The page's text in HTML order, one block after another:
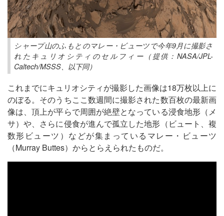
シャープ山のふもとのマレー・ビューツで今年9月に撮影さ
れたキュリオシティのセルフィー（提供：NASA/JPL-
Caltech/MSSS、以下同）
これまでにキュリオシティが撮影した画像は18万枚以上に
のぼる。そのうちここ数週間に撮影された数百枚の最新画
像は、頂上が平らで周囲が絶壁となっている浸食地形（メ
サ）や、さらに侵食が進んで孤立した地形（ビュート、複
数形ビューツ）などが集まっているマレー・ビューツ
（Murray Buttes）からとらえられたものだ。